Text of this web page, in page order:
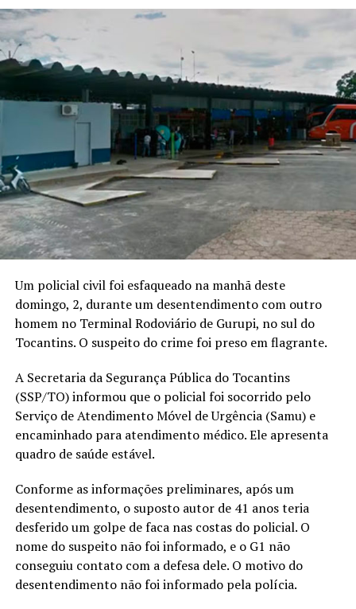
Um policial civil foi esfaqueado na manhã deste
domingo, 2, durante um desentendimento com outro
homem no Terminal Rodoviário de Gurupi, no sul do
Tocantins. O suspeito do crime foi preso em flagrante.
A Secretaria da Segurança Pública do Tocantins
(SSP/TO) informou que o policial foi socorrido pelo
Serviço de Atendimento Móvel de Urgência (Samu) e
encaminhado para atendimento médico. Ele apresenta
quadro de saúde estável.
Conforme as informações preliminares, após um
desentendimento, o suposto autor de 41 anos teria
desferido um golpe de faca nas costas do policial. O
nome do suspeito não foi informado, e o G1 não
conseguiu contato com a defesa dele. O motivo do
desentendimento não foi informado pela polícia.